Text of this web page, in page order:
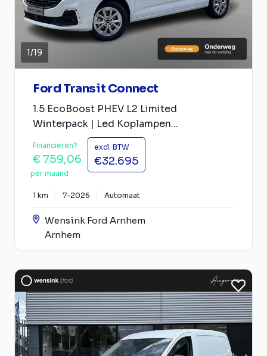
1/19
Ford Transit Connect
1.5 EcoBoost PHEV L2 Limited
Winterpack | Led Koplampen...
Financieren?
€ 759,06
per maand
excl. BTW
€32.695
1 km 7-2026 Automaat
Wensink Ford Arnhem
Arnhem